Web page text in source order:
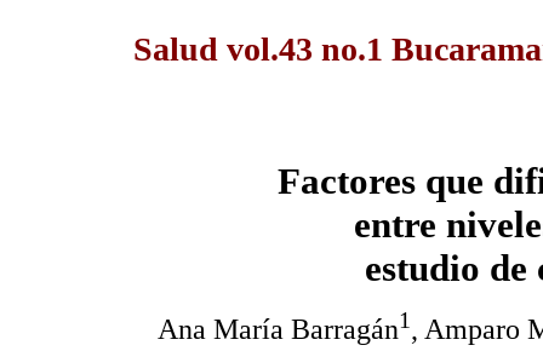
Salud vol.43 no.1
Factores que
entre
estudio de
Ana María Barragán1, Amparo